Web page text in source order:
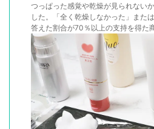
つっぱった感覚や乾燥が見られない
した。「全く乾燥しなかった」また
答えた割合が70％以上の支持を得た